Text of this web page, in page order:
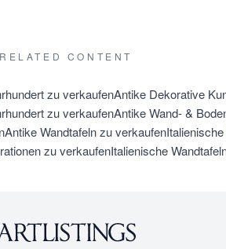
RELATED CONTENT
zu verkaufenAntike Dekorative
zu verkaufenAntike Wand- &
Antike Wandtafeln zu verkaufen
zu verkaufenItalienische